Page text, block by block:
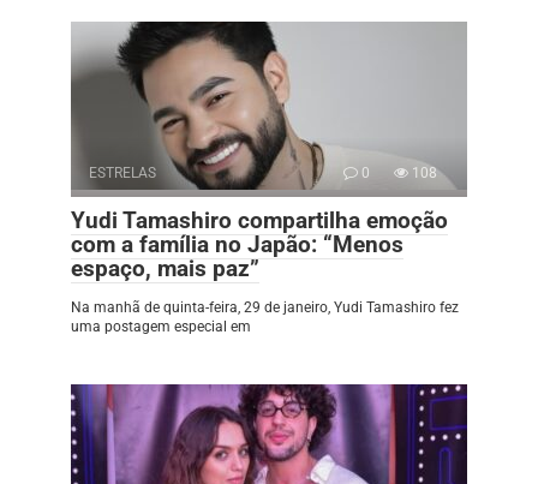
ESTRELAS 0 108
Yudi Tamashiro compartilha emoção
com a família no Japão: “Menos
espaço, mais paz”
Na manhã de quinta-feira, 29 de janeiro, Yudi Tamashiro fez
uma postagem especial em